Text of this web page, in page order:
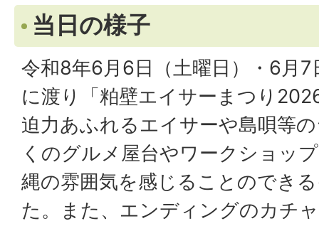
当日の様子
令和8年6月6日（土曜日）・6月7
に渡り「粕壁エイサーまつり
迫力あふれるエイサーや島唄等
くのグルメ屋台やワークショッ
縄の雰囲気を感じることのでき
た。また、エンディングのカチ